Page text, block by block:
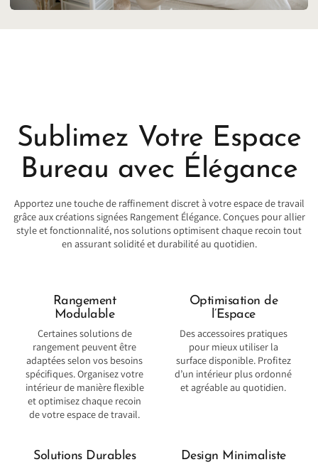
Sublimez Votre Espace
Bureau avec Élégance
Apportez une touche de raffinement discret à votre espace de travail
grâce aux créations signées Rangement Élégance. Conçues pour allier
style et fonctionnalité, nos solutions optimisent chaque recoin tout
en assurant solidité et durabilité au quotidien.
Rangement
Modulable
Certaines solutions de
rangement peuvent être
adaptées selon vos besoins
spécifiques. Organisez votre
intérieur de manière flexible
et optimisez chaque recoin
de votre espace de travail.
Optimisation de
l’Espace
Des accessoires pratiques
pour mieux utiliser la
surface disponible. Profitez
d’un intérieur plus ordonné
et agréable au quotidien.
Solutions Durables
Design Minimaliste